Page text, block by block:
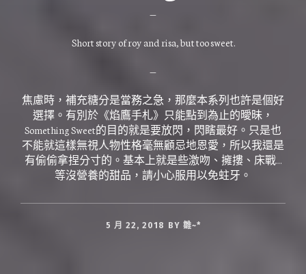
—
Short story of roy and risa, but too sweet.
—
焦慮時，補充糖分是當務之急，那麼本系列也許是個好
選擇。有別於《焰鷹手札》只能點到為止的曖昧，
Something Sweet的目的就是要放閃，閃瞎最好。只是也
不能就這樣無視人物性格毫無顧忌地恩愛，所以我還是
有偷偷拿捏分寸的。基本上就是些激吻、擁摟、床戰…
等沒營養的甜品，請小心服用以免蛀牙。
5 月 22, 2018 BY 雛~*